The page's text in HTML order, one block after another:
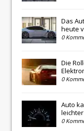
Das
heute
0
Die
0
Auto
0